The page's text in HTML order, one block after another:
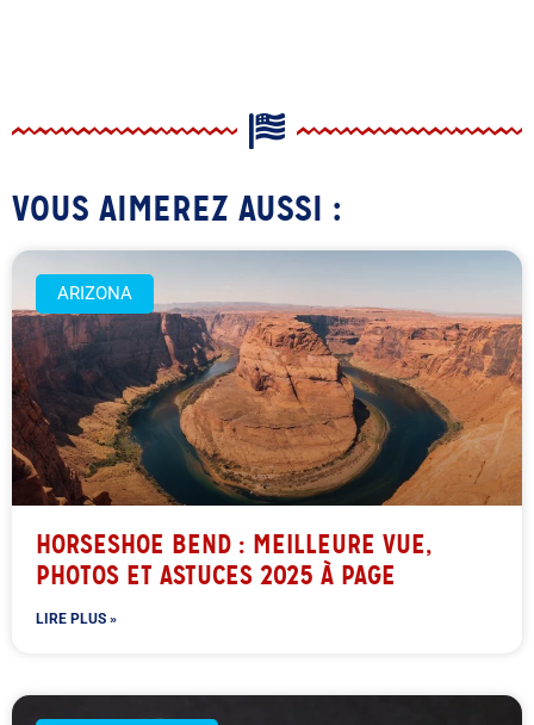
VOUS AIMEREZ AUSSI :
ARIZONA
HORSESHOE BEND : MEILLEURE VUE,
PHOTOS ET ASTUCES 2025 À PAGE
LIRE PLUS »